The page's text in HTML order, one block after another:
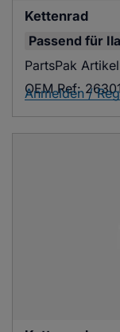
Kettenrad
Passend für
PartsPak
OEM Ref:
Anmelden /